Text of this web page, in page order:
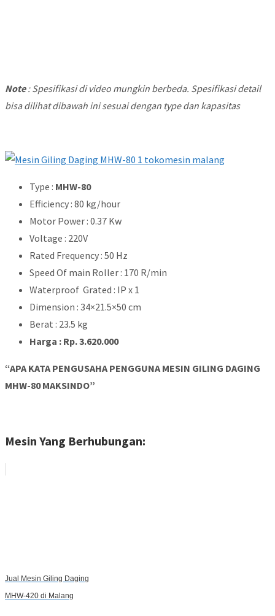
Note: Spesifikasi di video mungkin berbeda. Spesifikasi detail
bisa dilihat dibawah ini sesuai dengan type dan kapasitas
Type : MHW-80
Efficiency : 80 kg/hour
Motor Power : 0.37 Kw
Voltage : 220V
Rated Frequency : 50 Hz
Speed Of main Roller : 170 R/min
Waterproof Grated : IP x 1
Dimension : 34×21.5×50 cm
Berat : 23.5 kg
Harga : Rp. 3.620.000
“APA KATA PENGUSAHA PENGGUNA MESIN GILING DAGING
MHW-80 MAKSINDO”
Mesin Yang Berhubungan:
Jual Mesin Giling Daging
MHW-420 di Malang